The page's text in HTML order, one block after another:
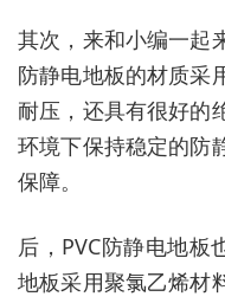
其次，来和小编一起
防静电地板的材质采
耐压，还具有很好的
环境下保持稳定的防
保障。
后，PVC防静电地板
地板采用聚氯乙烯材